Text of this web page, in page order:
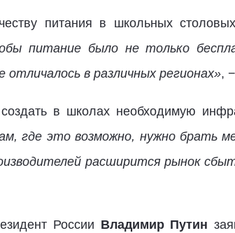
питания в школьных
питание было не только
в различных регионах»,
в школах необходимую
где это возможно, нужно брать
расширится рынок
России Владимир Путин